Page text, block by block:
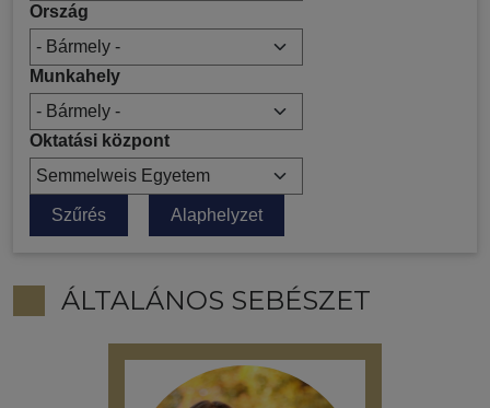
Ország
Munkahely
Oktatási központ
ÁLTALÁNOS SEBÉSZET